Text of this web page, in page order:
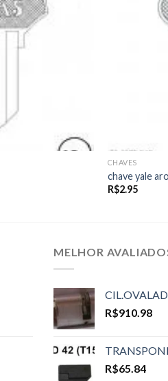
CHAVES
chave yale
R$2.95
MELHOR
R$910.98
R$65.84